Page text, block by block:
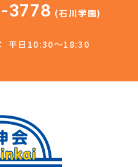
3778 (石川学園)
平日10:30～18:30